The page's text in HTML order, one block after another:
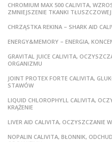
CHROMIUM MAX 500 CALIVITA,
ZMNIEJSZENIE TKANKI TŁUSZCZOWEJ
CHRZĄSTKA REKINA – SHARK AID
ENERGY&MEMORY – ENERGIA,
GRAVITAL JUICE CALIVITA,
ORGANIZMU
JOINT PROTEX FORTE CALIVITA,
STAWÓW
LIQUID CHLOROPHYLL CALIVITA,
KRĄŻENIE
LIVER AID CALIVITA, OCZYSZCZANIE
NOPALIN CALIVITA, BŁONNIK,